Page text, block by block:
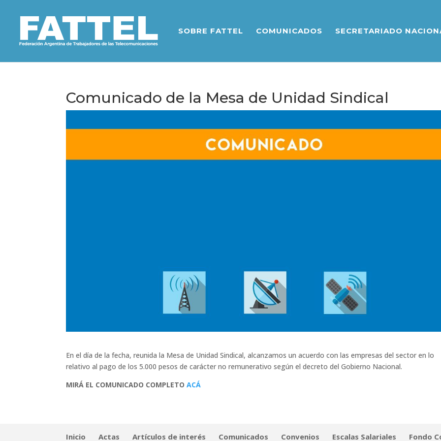
SOBRE FATTEL COMUNICADOS SECRETARIADO
Comunicado de la Mesa de Unidad Sindical
En el día de la fecha, reunida la Mesa de Unidad Sindical, alcanzamos un acuerdo con las empresas del sector en lo
relativo al pago de los 5.000 pesos de carácter no remunerativo según el decreto del Gobierno Nacional.
MIRÁ EL COMUNICADO COMPLETOACÁ
Inicio Actas Artículos de interés Comunicados Convenios Escalas Salariales Fondo